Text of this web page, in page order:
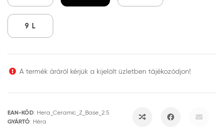
9 L
A termék áráról kérjük a kijelölt üzletben tájékozódjon!
EAN-KÓD: Hera_Ceramic_Z_Base_2.5
GYÁRTÓ: Héra